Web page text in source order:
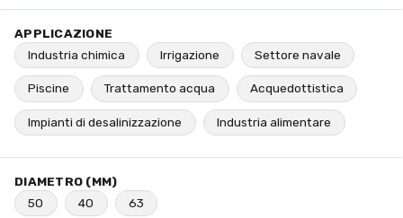
APPLICAZIONE
Industria chimica
Irrigazione Settore navale
Piscine Trattamento acqua Acquedottistica
Impianti di desalinizzazione Industria alimentare
DIAMETRO (MM)
50
40 63